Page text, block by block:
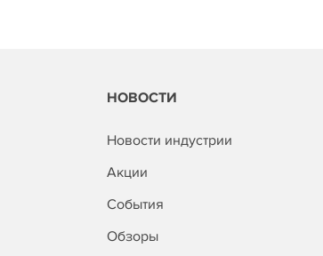
НОВОСТИ
Новости индустрии
Акции
События
Обзоры